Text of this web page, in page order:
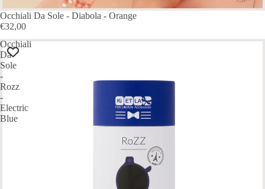
Occhiali Da Sole - Diabola - Orange
€32,00
Occhiali
Da
Sole
-
Rozz
-
Electric
Blue